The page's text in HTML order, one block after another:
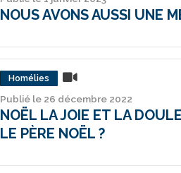
NOUS AVONS AUSSI UNE
Homélies
Publié le 26 décembre 2022
NOËL LA JOIE ET LA
LE PÈRE NOËL ?